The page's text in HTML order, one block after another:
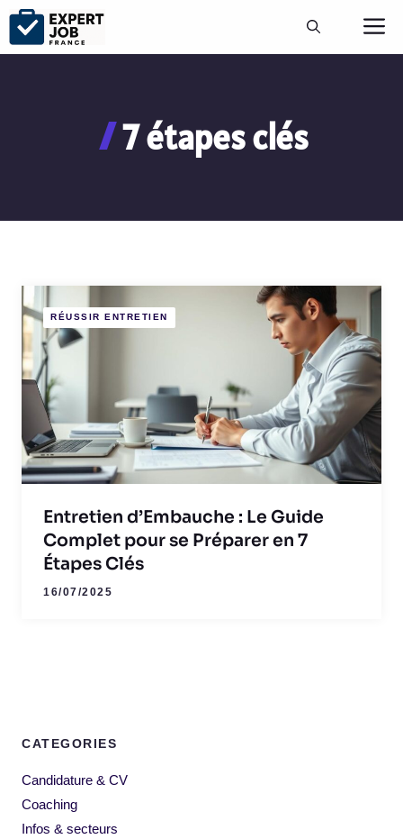
Aller
contenu
7 étapes clés
RÉUSSIR ENTRETIEN
Entretien d’Embauche : Le Guide
Complet pour se Préparer en 7
Étapes Clés
16/07/2025
CATEGORIES
Candidature & CV
Coaching
Infos & secteurs